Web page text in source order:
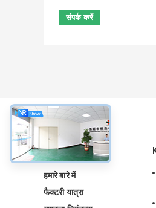
के बारे में
हमारे बारे में
फैक्टरी यात्रा